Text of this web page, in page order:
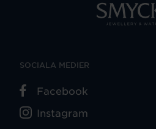
SOCIALA MEDIER
Facebook
Instagram